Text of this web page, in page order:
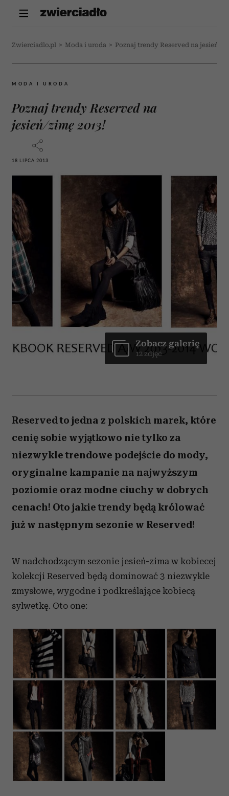
Zwierciadlo.pl > Moda i uroda > Poznaj trendy Reserved na jesień/
MODA I URODA
Poznaj trendy Reserved na
jesień/zimę 2013!
18 LIPCA 2013
Zobacz galerię
12 zdjęć
Reserved to jedna z polskich marek, które
cenię sobie wyjątkowo nie tylko za
niezwykle trendowe podejście do mody,
oryginalne kampanie na najwyższym
poziomie oraz modne ciuchy w dobrych
cenach! Oto jakie trendy będą królować
już w następnym sezonie w Reserved!
W nadchodzącym sezonie jesień-zima w kobiecej
kolekcji Reserved będą dominować 3 niezwykle
zmysłowe, wygodne i podkreślające kobiecą
sylwetkę. Oto one: